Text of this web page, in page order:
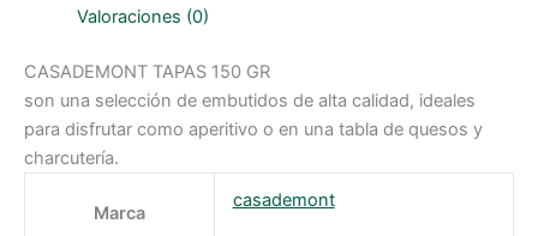
Valoraciones (0)
CASADEMONT TAPAS 150 GR
son una selección de embutidos de alta calidad, ideales
para disfrutar como aperitivo o en una tabla de quesos y
charcutería.
Marca
casademont